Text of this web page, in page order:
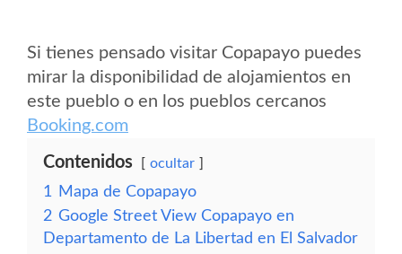
Si tienes pensado visitar Copapayo puedes
mirar la disponibilidad de alojamientos en
este pueblo o en los pueblos cercanos
Booking.com
Contenidos ocultar
1
Mapa de Copapayo
2 Google Street View Copapayo en
Departamento de La Libertad en El Salvador